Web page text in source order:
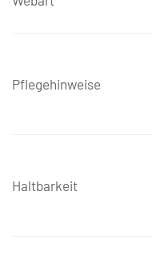
Pflegehinweise
Haltbarkeit